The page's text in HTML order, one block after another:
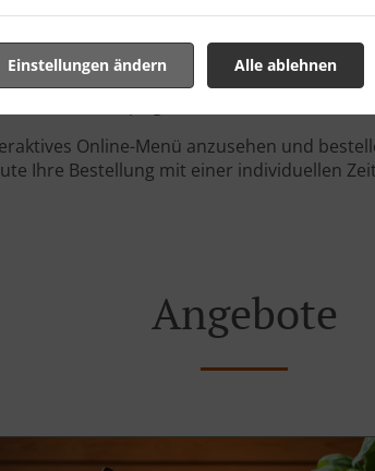
Alle ablehnen
Einstellungen ändern
Nähe von Leipzig Schönefeld und freuen
Online-Menü anzusehen und
Ihre Bestellung mit einer individuellen
Angebote